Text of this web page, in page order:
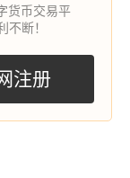
货币交易平
断！
注册